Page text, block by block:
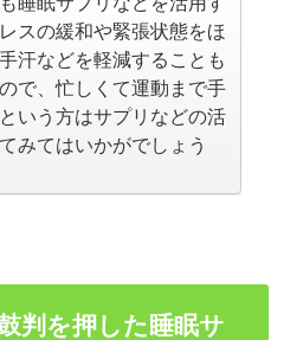
スの緩和や緊張状態をほ
汗などを軽減することも
で、忙しくて運動まで手
いう方はサプリなどの活
みてはいかがでしょう
判を押した睡眠サ